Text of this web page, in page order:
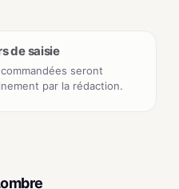
de saisie
seront
par la rédaction.